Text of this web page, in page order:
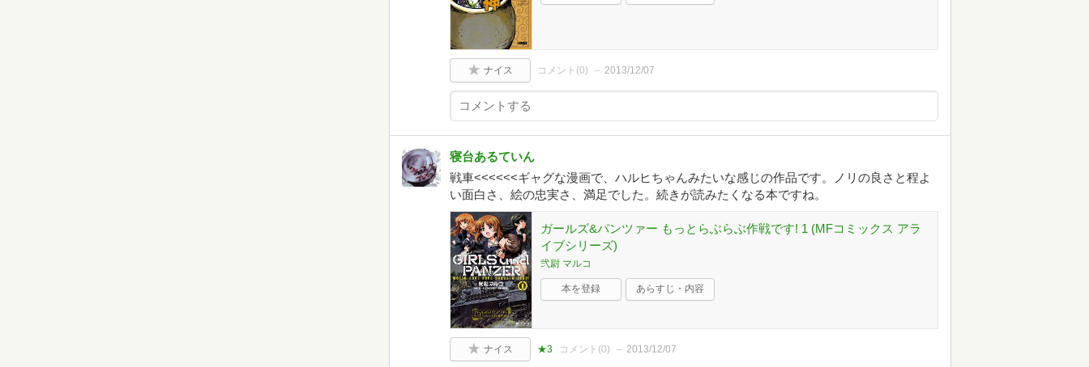
ナイス コメント(0) 2013/12/07
寝台あるていん
戦車<<<<<<ギャグな漫画で、ハルヒちゃんみたいな感じの作品です。ノリの良さと程よ
い面白さ、絵の忠実さ、満足でした。続きが読みたくなる本ですね。
ガールズ&パンツァー もっとらぶらぶ作戦です! 1 (MFコミックス アラ
イブシリーズ)
弐尉 マルコ
本を登録 あらすじ・内容
ナイス ★3 コメント(0) 2013/12/07